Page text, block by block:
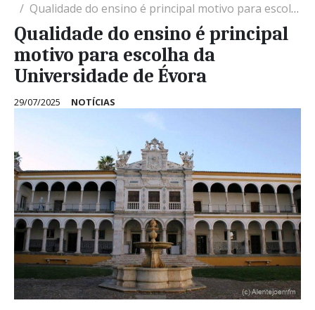
Qualidade do ensino é principal motivo para escolha da Universidade de Évora
Qualidade do ensino é principal
motivo para escolha da
Universidade de Évora
29/07/2025 NOTÍCIAS